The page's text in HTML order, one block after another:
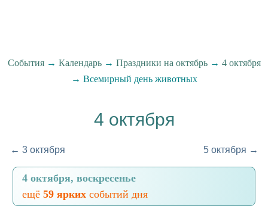
События→ Календарь→ Праздники на октябрь→ 4 октября
→ Всемирный день животных
4 октября
← 3 октября 5 октября →
4 октября, воскресенье
ещё 59 ярких событий дня